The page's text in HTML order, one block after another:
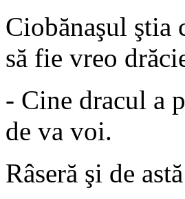
Ciobănaşul ştia
să fie vreo
- Cine dracul a
de va voi.
Râseră şi de